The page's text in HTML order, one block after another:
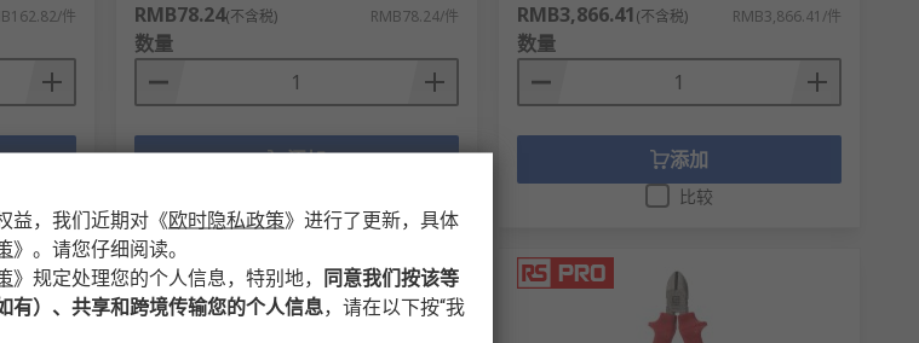
件 RMB78.24(不含税) RMB78.24/件
数量
添加
RMB3,866.41(不含税) RMB3,866.41/件
数量
添加
比较
益，我们近期对 《欧时隐私政策》 进行了更新，具体
》 。请您仔细阅读。
》 规定处理您的个人信息，特别地，
同意我们按该等
有）、共享和跨境传输您的个人信息，请在以下按“我